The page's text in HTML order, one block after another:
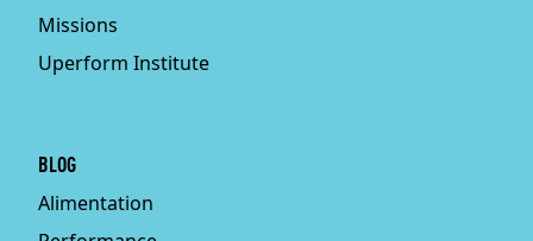
Missions
Uperform Institute
BLOG
Alimentation